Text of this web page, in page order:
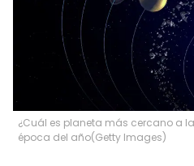
¿Cuál es planeta más cercano a
época del año(Getty Images)